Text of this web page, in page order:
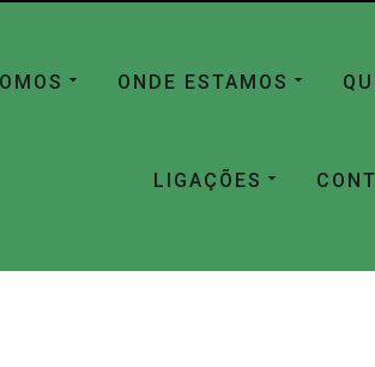
ONDE ESTAMOS
LIGAÇÕES